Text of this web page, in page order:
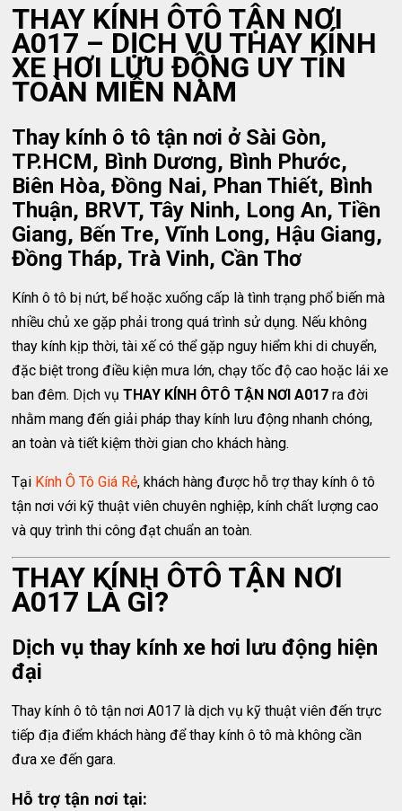
THAY KÍNH ÔTÔ TẬN NƠI
A017 – DỊCH VỤ THAY KÍNH
XE HƠI LƯU ĐỘNG UY TÍN
TOÀN MIỀN NAM
Thay kính ô tô tận nơi ở Sài Gòn,
TP.HCM, Bình Dương, Bình Phước,
Biên Hòa, Đồng Nai, Phan Thiết, Bình
Thuận, BRVT, Tây Ninh, Long An, Tiền
Giang, Bến Tre, Vĩnh Long, Hậu Giang,
Đồng Tháp, Trà Vinh, Cần Thơ
Kính ô tô bị nứt, bể hoặc xuống cấp là tình trạng phổ biến mà
nhiều chủ xe gặp phải trong quá trình sử dụng. Nếu không
thay kính kịp thời, tài xế có thể gặp nguy hiểm khi di chuyển,
đặc biệt trong điều kiện mưa lớn, chạy tốc độ cao hoặc lái xe
ban đêm. Dịch vụTHAY KÍNH ÔTÔ TẬN NƠI A017 ra đời
nhằm mang đến giải pháp thay kính lưu động nhanh chóng,
an toàn và tiết kiệm thời gian cho khách hàng.
Tại Kính Ô Tô Giá Rẻ, khách hàng được hỗ trợ thay kính ô tô
tận nơi với kỹ thuật viên chuyên nghiệp, kính chất lượng cao
và quy trình thi công đạt chuẩn an toàn.
THAY KÍNH ÔTÔ TẬN NƠI
A017 LÀ GÌ?
Dịch vụ thay kính xe hơi lưu động hiện
đại
Thay kính ô tô tận nơi A017 là dịch vụ kỹ thuật viên đến trực
tiếp địa điểm khách hàng để thay kính ô tô mà không cần
đưa xe đến gara.
Hỗ trợ tận nơi tại: